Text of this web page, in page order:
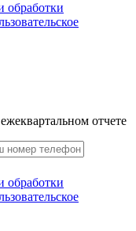
обработки
отчете
обработки